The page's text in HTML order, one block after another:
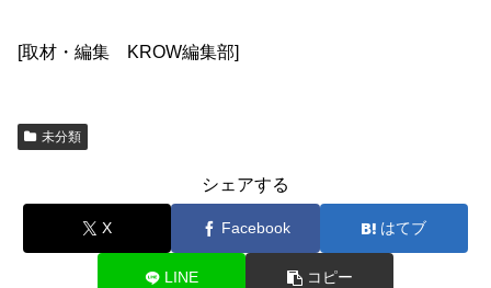
[取材・編集 KROW編集部]
未分類
シェアする
X Facebook はてブ
LINE コピー